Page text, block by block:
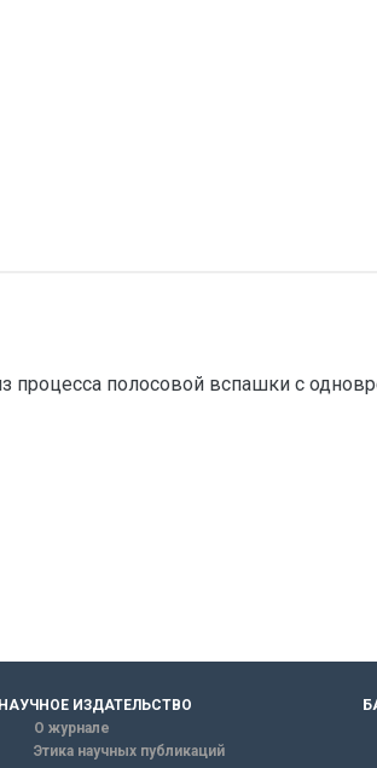
процесса полосовой вспашки с
НАУЧНОЕ ИЗДАТЕЛЬСТВО
О журнале
Этика научных публикаций